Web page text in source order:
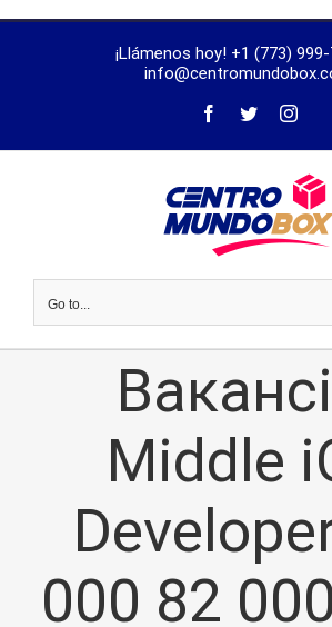
¡Llámenos hoy! +1 (773)
Go to...
Middle
000 82